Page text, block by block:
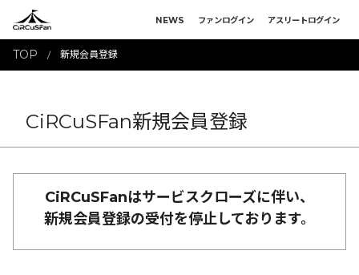
NEWS ファンログイン アスリートログイン
TOP 新規会員登録
CiRCuSFan新規会員登録
CiRCuSFanはサービスクローズに伴い、
新規会員登録の受付を停止しております。